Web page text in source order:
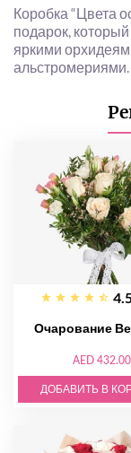
Коробка “Цвета
подарок,
яркими
альстромериями.
Очарование
AED 432.00
ДОБАВИТЬ В